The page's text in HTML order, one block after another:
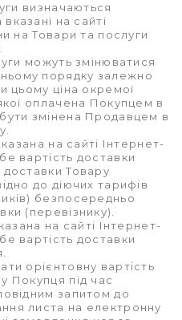
визначаються
на сайті
на Товари та послуги
можуть змінюватися
порядку залежно
цьому ціна окремої
оплачена Покупцем в
змінена Продавцем в
на сайті Інтернет-
вартість доставки
Товару
до діючих тарифів
безпосередньо
(перевізнику).
на сайті Інтернет-
вартість доставки
орієнтовну вартість
Покупця під час
запитом до
листа на електронну